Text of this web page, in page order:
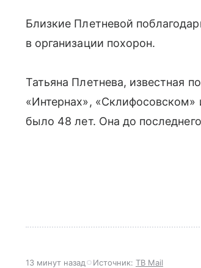
Близкие Плетневой
в организации похорон.
Татьяна Плетнева, известная
«Интернах», «Склифосовском»
было 48 лет. Она до
13 минут назад Источник: ТВ Mail